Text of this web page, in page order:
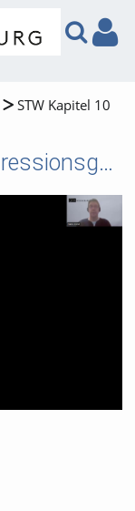
STW Kapitel 10
STW Kapitel 10 Teil 6 (Regressionsgerade)